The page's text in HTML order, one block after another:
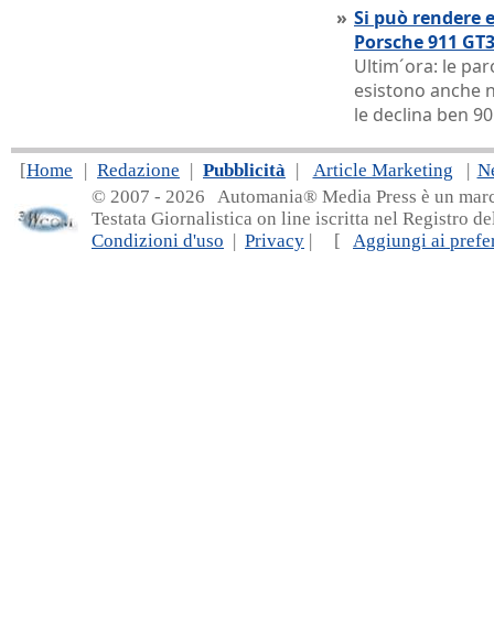
» Si può rendere
Porsche 911
Ultim´ora: le
esistono anche
le declina ben
[Home | Redazione | Pubblicità | Article Marketing |
© 2007 - 2026 Automania® Media Press è un
Testata Giornalistica on line iscritta nel Registro
Condizioni d'uso | Privacy | [ Aggiungi ai